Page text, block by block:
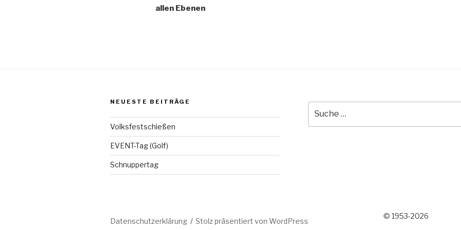
allen Ebenen
NEUESTE BEITRÄGE
Volksfestschießen
EVENT-Tag (Golf)
Schnuppertag
nach:
Datenschutzerklärung Stolz präsentiert von WordPress
© 1953-2026